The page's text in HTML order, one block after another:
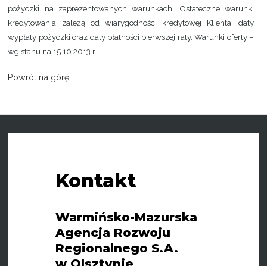
pożyczki na zaprezentowanych warunkach. Ostateczne warunki
kredytowania zależą od wiarygodności kredytowej Klienta, daty
wypłaty pożyczki oraz daty płatności pierwszej raty. Warunki oferty –
wg stanu na 15.10.2013 r.
Powrót na górę
Kontakt
Warmińsko-Mazurska
Agencja Rozwoju
Regionalnego S.A.